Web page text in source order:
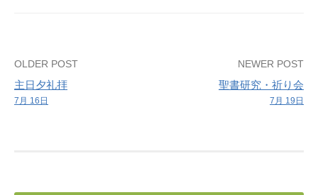
Post
navigation
OLDER POST
主日夕礼拝
7月 16日
NEWER POST
聖書研究・祈り会
7月 19日